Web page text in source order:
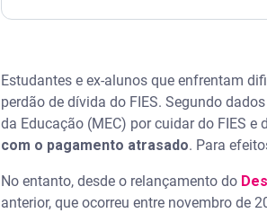
Existe perdão total da dívida do FIES?
Quem tem direito a descontos de até
Como funciona a renegociação do
Estudantes e ex-alunos que enfrentam
perdão de dívida do FIES. Segundo
da Educação (MEC) por cuidar do FIES
com o pagamento atrasado. Para
No entanto, desde o relançamento do
anterior, que ocorreu entre novembro de